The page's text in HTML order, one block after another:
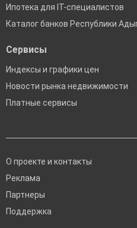
Ипотека для IT-специалистов
Каталог банков Республики
Сервисы
Индексы и графики цен
Новости рынка недвижимости
Платные сервисы
О проекте и контакты
Реклама
Партнеры
Поддержка